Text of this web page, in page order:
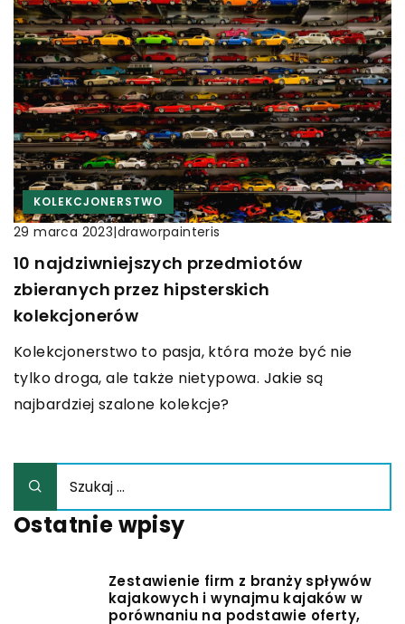
KOLEKCJONERSTWO
29 marca 2023|draworpainteris
10 najdziwniejszych przedmiotów
zbieranych przez hipsterskich
kolekcjonerów
Kolekcjonerstwo to pasja, która może być nie
tylko droga, ale także nietypowa. Jakie są
najbardziej szalone kolekcje?
Ostatnie wpisy
Zestawienie firm z branży spływów
kajakowych i wynajmu kajaków w
porównaniu na podstawie oferty,